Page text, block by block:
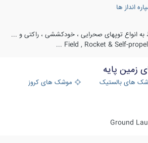
انداز ها
به انواع توپهای صحرایی ، خودکششی ، راکتی و ...
Field , Rocket & Self-
زمین پایه
های بالستیک موشک های کروز
Ground